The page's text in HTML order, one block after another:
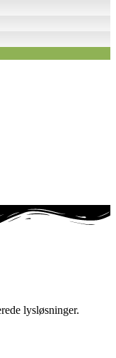
lysløsninger.